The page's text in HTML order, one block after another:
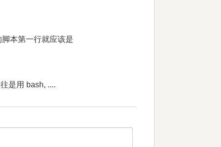
本第一行就应该是
是用 bash, ....